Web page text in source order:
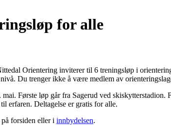
for alle
Orientering inviterer til 6 treningsløp i
Du trenger ikke å være medlem av
mai. Første løp går fra Sagerud ved
erfaren. Deltagelse er gratis for alle.
forsiden eller i innbydelsen.